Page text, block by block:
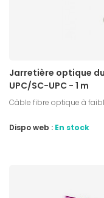
Jarretière optique
UPC/SC-UPC - 1 m
Câble fibre optique à
Dispo web : En stock